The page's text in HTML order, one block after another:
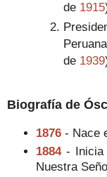
de 1915
Peruana
de 1939
Biografía de
1876 - Nace
1884- Inicia
Nuestra